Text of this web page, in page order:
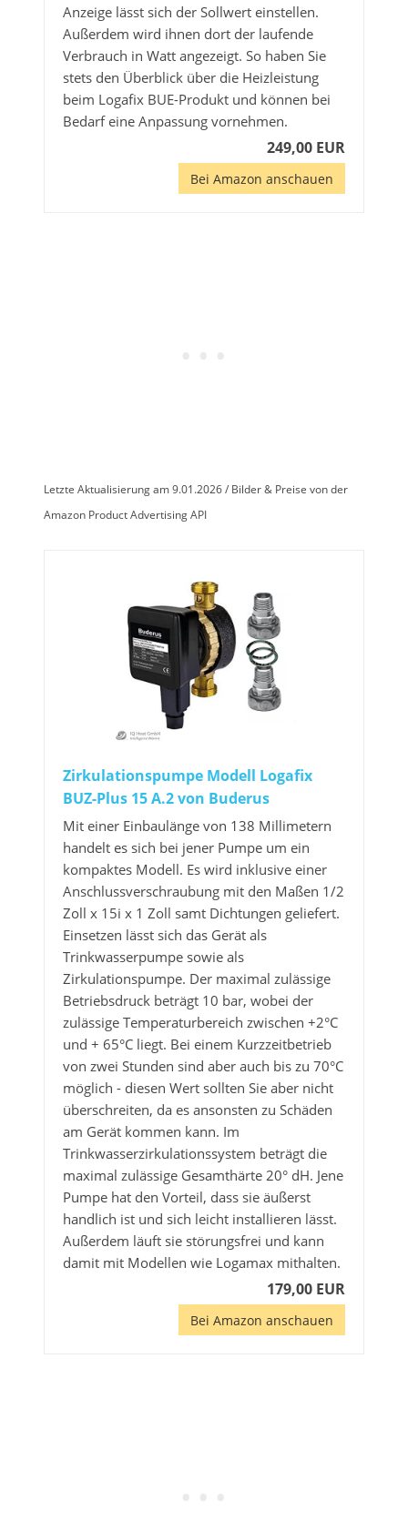
Anzeige lässt sich der Sollwert einstellen.
Außerdem wird ihnen dort der laufende
Verbrauch in Watt angezeigt. So haben Sie
stets den Überblick über die Heizleistung
beim Logafix BUE-Produkt und können bei
Bedarf eine Anpassung vornehmen.
249,00 EUR
Bei Amazon anschauen
Letzte Aktualisierung am 9.01.2026 / Bilder & Preise von der
Amazon Product Advertising API
Zirkulationspumpe Modell Logafix
BUZ-Plus 15 A.2 von Buderus
Mit einer Einbaulänge von 138 Millimetern
handelt es sich bei jener Pumpe um ein
kompaktes Modell. Es wird inklusive einer
Anschlussverschraubung mit den Maßen 1/2
Zoll x 15i x 1 Zoll samt Dichtungen geliefert.
Einsetzen lässt sich das Gerät als
Trinkwasserpumpe sowie als
Zirkulationspumpe. Der maximal zulässige
Betriebsdruck beträgt 10 bar, wobei der
zulässige Temperaturbereich zwischen +2°C
und + 65°C liegt. Bei einem Kurzzeitbetrieb
von zwei Stunden sind aber auch bis zu 70°C
möglich - diesen Wert sollten Sie aber nicht
überschreiten, da es ansonsten zu Schäden
am Gerät kommen kann. Im
Trinkwasserzirkulationssystem beträgt die
maximal zulässige Gesamthärte 20° dH. Jene
Pumpe hat den Vorteil, dass sie äußerst
handlich ist und sich leicht installieren lässt.
Außerdem läuft sie störungsfrei und kann
damit mit Modellen wie Logamax mithalten.
179,00 EUR
Bei Amazon anschauen